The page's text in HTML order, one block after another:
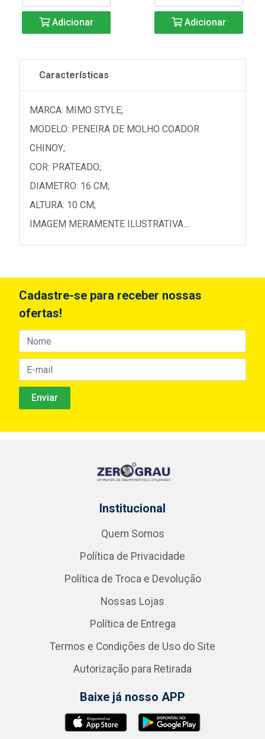
Adicionar Adicionar
Características
MARCA: MIMO STYLE;
MODELO: PENEIRA DE MOLHO COADOR
CHINOY;
COR: PRATEADO;
DIAMETRO: 16 CM;
ALTURA: 10 CM;
IMAGEM MERAMENTE ILUSTRATIVA....
Cadastre-se para receber nossas
ofertas!
Institucional
Quem Somos
Política de Privacidade
Política de Troca e Devolução
Nossas Lojas
Política de Entrega
Termos e Condições de Uso do Site
Autorização para Retirada
Baixe já nosso APP